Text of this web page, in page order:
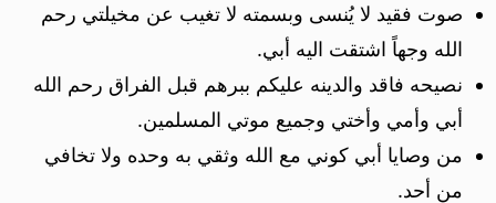
صوت فقيد لا يُنسى وبسمته لا تغيب عن مخيلتي رحم
الله وجهاً اشتقت اليه أبي️.
نصيحه فاقد والدينه عليكم ببرهم قبل الفراق رحم الله
أبي وأمي وأختي وجميع موتي المسلمين.
من وصايا أبي كوني مع الله وثقي به وحده ولا تخافي
من أحد.